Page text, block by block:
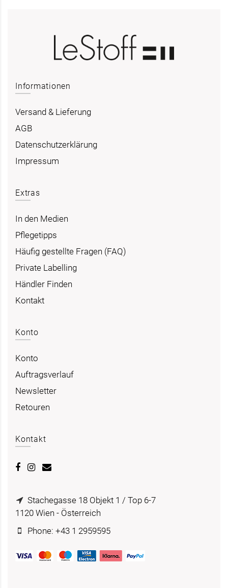
Informationen
Versand & Lieferung
AGB
Datenschutzerklärung
Impressum
Extras
In den Medien
Pflegetipps
Häufig gestellte Fragen (FAQ)
Private Labelling
Händler Finden
Kontakt
Konto
Konto
Auftragsverlauf
Newsletter
Retouren
Kontakt
Stachegasse 18 Objekt 1 / Top 6-7
1120 Wien - Österreich
Phone: +43 1 2959595